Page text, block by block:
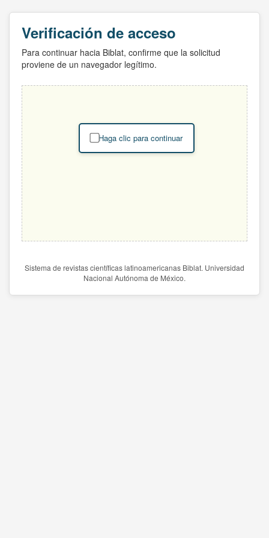
Verificación de acceso
Para continuar hacia Biblat, confirme que la solicitud
proviene de un navegador legítimo.
Haga clic para continuar
Sistema de revistas científicas latinoamericanas Biblat. Universidad
Nacional Autónoma de México.